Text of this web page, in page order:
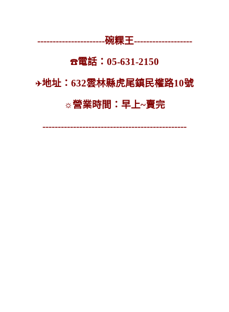
----------------------碗粿王-------------------
☎電話：05-631-2150
✈地址：632雲林縣虎尾鎮民權路10號
☼營業時間：早上~賣完
-----------------------------------------------